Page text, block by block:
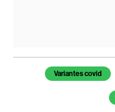
Temas de este artículo
Variantes covid